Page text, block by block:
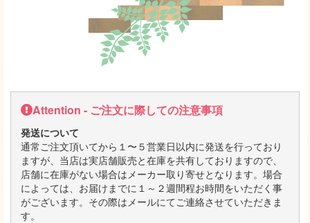
Attention - ご注文に際しての注意事項
発送について
通常ご注文頂いてから１〜５営業日以内に発送を行っており
ますが、当店は実店舗販売と在庫を共有しておりますので、
店舗に在庫がない場合はメーカー取り寄せとなります。場合
によっては、お届けまでに１～２週間程お時間をいただく事
がございます。その際はメールにてご連絡させていただきま
す。